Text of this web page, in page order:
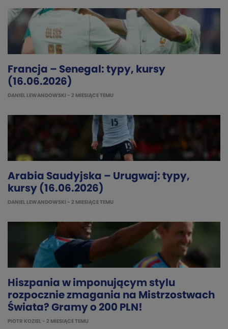
Francja – Senegal: typy, kursy
(16.06.2026)
DANIEL LEWANDOWSKI - 2 MIESIĄCE TEMU
Arabia Saudyjska – Urugwaj: typy,
kursy (16.06.2026)
DANIEL LEWANDOWSKI - 2 MIESIĄCE TEMU
Hiszpania w imponującym stylu
rozpocznie zmagania na Mistrzostwach
Świata? Gramy o 200 PLN!
PIOTR KOZIEL - 2 MIESIĄCE TEMU